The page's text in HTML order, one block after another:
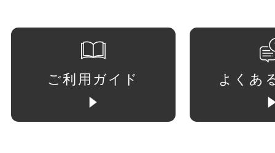
ご利用ガイド よくあ